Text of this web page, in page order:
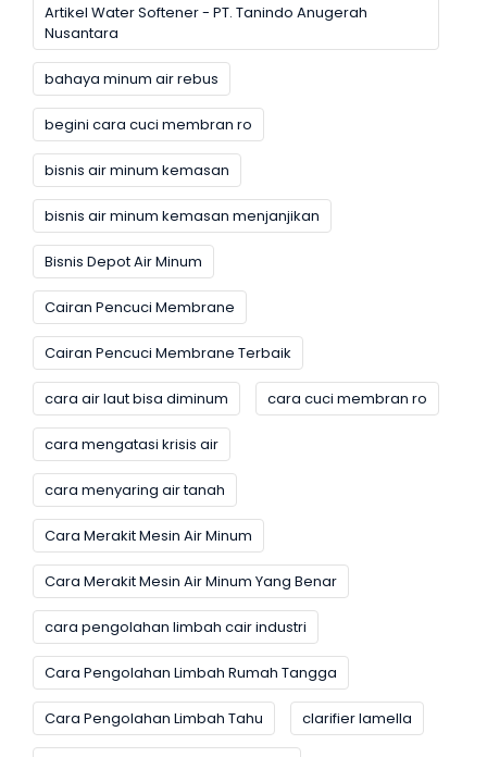
Artikel Water Softener - PT. Tanindo Anugerah
Nusantara
bahaya minum air rebus
begini cara cuci membran ro
bisnis air minum kemasan
bisnis air minum kemasan menjanjikan
Bisnis Depot Air Minum
Cairan Pencuci Membrane
Cairan Pencuci Membrane Terbaik
cara air laut bisa diminum cara cuci membran ro
cara mengatasi krisis air
cara menyaring air tanah
Cara Merakit Mesin Air Minum
Cara Merakit Mesin Air Minum Yang Benar
cara pengolahan limbah cair industri
Cara Pengolahan Limbah Rumah Tangga
Cara Pengolahan Limbah Tahu clarifier lamella